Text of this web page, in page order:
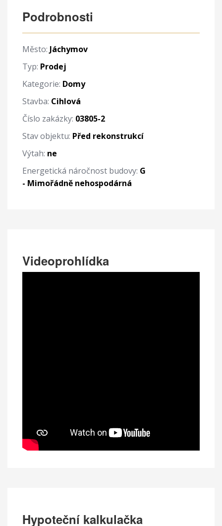
Podrobnosti
Město: Jáchymov
Typ: Prodej
Kategorie: Domy
Stavba: Cihlová
Číslo zakázky: 03805-2
Stav objektu: Před rekonstrukcí
Výtah: ne
Energetická náročnost budovy: G
- Mimořádně nehospodárná
Videoprohlídka
Hypoteční kalkulačka